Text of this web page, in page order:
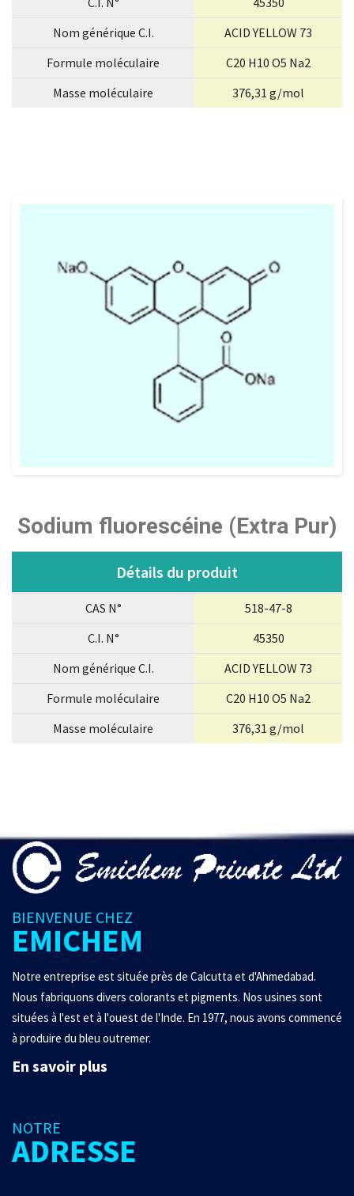
Nom générique C.I.
ACID YELLOW 73
Formule moléculaire
C20 H10 O5 Na2
Masse moléculaire
376,31 g/mol
Sodium fluorescéine (Extra Pur)
Détails du produit
CAS N°
518-47-8
C.I. N°
45350
Nom générique C.I.
ACID YELLOW 73
Formule moléculaire
C20 H10 O5 Na2
Masse moléculaire
376,31 g/mol
BIENVENUE CHEZ
EMICHEM
Notre entreprise est située près de Calcutta et d'Ahmedabad.
Nous fabriquons divers colorants et pigments. Nos usines sont
situées à l'est et à l'ouest de l'Inde. En 1977, nous avons commencé
à produire du bleu outremer.
En savoir plus
NOTRE
ADRESSE